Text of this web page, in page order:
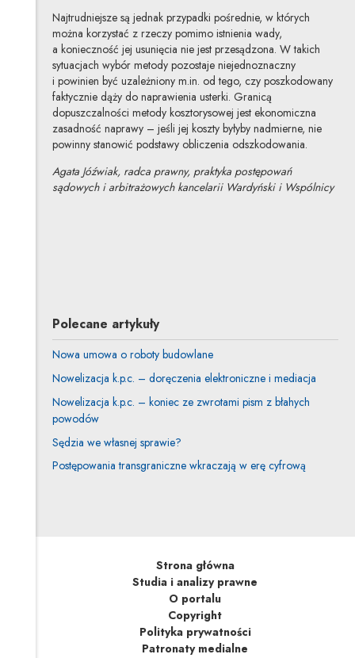
Najtrudniejsze są jednak przypadki pośrednie, w których
można korzystać z rzeczy pomimo istnienia wady,
a konieczność jej usunięcia nie jest przesądzona. W takich
sytuacjach wybór metody pozostaje niejednoznaczny
i powinien być uzależniony m.in. od tego, czy poszkodowany
faktycznie dąży do naprawienia usterki. Granicą
dopuszczalności metody kosztorysowej jest ekonomiczna
zasadność naprawy – jeśli jej koszty byłyby nadmierne, nie
powinny stanowić podstawy obliczenia odszkodowania.
Agata Jóźwiak, radca prawny, praktyka postępowań
sądowych i arbitrażowych kancelarii Wardyński i Wspólnicy
Polecane artykuły
Nowa umowa o roboty budowlane
Nowelizacja k.p.c. – doręczenia elektroniczne i mediacja
Nowelizacja k.p.c. – koniec ze zwrotami pism z błahych
powodów
Sędzia we własnej sprawie?
Postępowania transgraniczne wkraczają w erę cyfrową
Strona główna
Studia i analizy prawne
O portalu
Copyright
Polityka prywatności
Patronaty medialne